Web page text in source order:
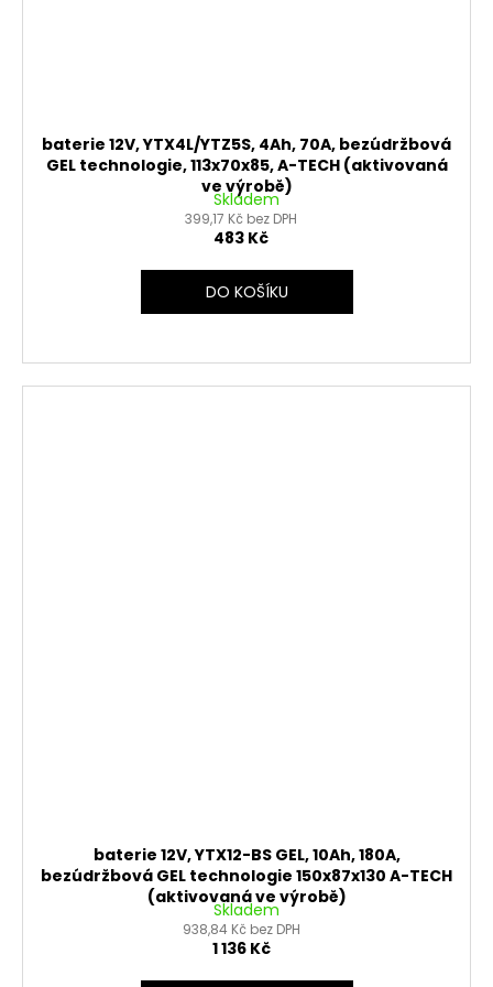
baterie 12V, YTX4L/YTZ5S, 4Ah, 70A, bezúdržbová
GEL technologie, 113x70x85, A-TECH (aktivovaná
ve výrobě)
Skladem
399,17 Kč bez DPH
483 Kč
DO KOŠÍKU
baterie 12V, YTX12-BS GEL, 10Ah, 180A,
bezúdržbová GEL technologie 150x87x130 A-TECH
(aktivovaná ve výrobě)
Skladem
938,84 Kč bez DPH
1 136 Kč